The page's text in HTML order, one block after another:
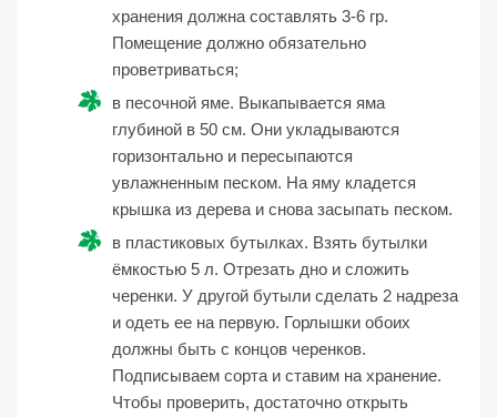
хранения должна составлять 3-6 гр.
Помещение должно обязательно
проветриваться;
в песочной яме. Выкапывается яма
глубиной в 50 см. Они укладываются
горизонтально и пересыпаются
увлажненным песком. На яму кладется
крышка из дерева и снова засыпать песком.
в пластиковых бутылках. Взять бутылки
ёмкостью 5 л. Отрезать дно и сложить
черенки. У другой бутыли сделать 2 надреза
и одеть ее на первую. Горлышки обоих
должны быть с концов черенков.
Подписываем сорта и ставим на хранение.
Чтобы проверить, достаточно открыть